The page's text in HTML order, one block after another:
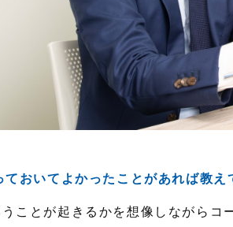
おいてよかったことがあれば教え
うことが起きるかを想像しながら